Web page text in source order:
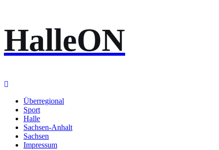
Inhalt
springen
HalleON
Überregional
Sport
Halle
Sachsen-Anhalt
Sachsen
Impressum